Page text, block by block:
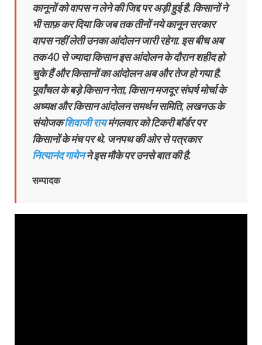
कानूनों को वापस न लेने की जिद्द पर अड़ी हुई है. किसानों ने
भी साफ़ कर दिया कि जब तक तीनों नये कानून सरकार
वापस नहीं लेती उनका आंदोलन जारी रहेगा. इस बीच अब
तक 40 से ज्यादा किसान इस आंदोलन के दौरान शहीद हो
चुके हैं और किसानों का आंदोलन अब और तेज हो गया है.
पूर्वांचल के बड़े किसान नेता, किसान मजदूर संघर्ष मोर्चा के
अध्यक्ष और किसान आंदोलन समर्थन समिति, लखनऊ के
संयोजकशिवाजी रायमंगलवार को टिकरी बॉर्डर पर
किसानों के मंच पर थे. जनपथ की ओर से पत्रकार
नित्यानंद गायेनने इस मौके पर उनसे बात की है.
सम्पादक